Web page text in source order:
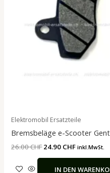
Elektromobil Ersatzteile
Bremsbeläge e-Scooter
26.00CHF24.90 CHF inkl.MwSt.
IN DEN